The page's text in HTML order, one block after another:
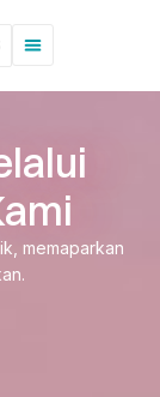
memaparkan